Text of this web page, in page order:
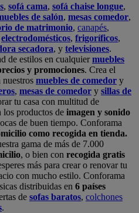
, sofá cama, sofá chaise longue,
de salón, mesas comedor,
de matrimonio, canapés,
electrodomésticos, frigoríficos,
secadora, y televisiones.
de estilos en cualquiermuebles
y promociones. Crea el
nuestros muebles de comedor y
, mesas de comedor y sillas de
tu casa con multitud de
productos de imagen y sonido
de buen tiempo. Conforama
como recogida en tienda.
gama de más de 7.000
, o bien con recogida gratis
más para crear o renovar tu
con mucho estilo. Conforama
distribuidas en 6 países
de sofas baratos, colchones
.